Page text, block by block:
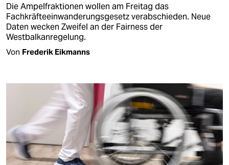
Die Ampelfraktionen wollen am Freitag das
Fachkräfteeinwanderungsgesetz verabschieden. Neue
Daten wecken Zweifel an der Fairness der
Westbalkanregelung.
Von Frederik Eikmanns